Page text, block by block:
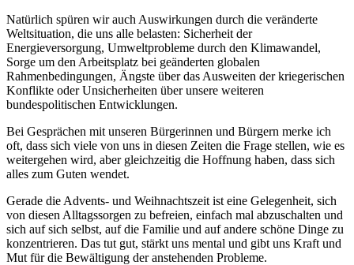
Natürlich spüren wir auch Auswirkungen durch die veränderte
Weltsituation, die uns alle belasten: Sicherheit der
Energieversorgung, Umweltprobleme durch den Klimawandel,
Sorge um den Arbeitsplatz bei geänderten globalen
Rahmenbedingungen, Ängste über das Ausweiten der kriegerischen
Konflikte oder Unsicherheiten über unsere weiteren
bundespolitischen Entwicklungen.
Bei Gesprächen mit unseren Bürgerinnen und Bürgern merke ich
oft, dass sich viele von uns in diesen Zeiten die Frage stellen, wie es
weitergehen wird, aber gleichzeitig die Hoffnung haben, dass sich
alles zum Guten wendet.
Gerade die Advents- und Weihnachtszeit ist eine Gelegenheit, sich
von diesen Alltagssorgen zu befreien, einfach mal abzuschalten und
sich auf sich selbst, auf die Familie und auf andere schöne Dinge zu
konzentrieren. Das tut gut, stärkt uns mental und gibt uns Kraft und
Mut für die Bewältigung der anstehenden Probleme.